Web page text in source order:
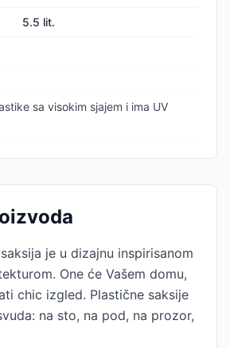
5.5 lit.
sa visokim sjajem i ima UV
je u dizajnu inspirisanom
One će Vašem domu,
chic izgled. Plastične saksije
na sto, na pod, na prozor,